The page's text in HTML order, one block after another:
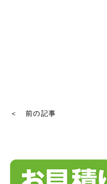
＜ 前の記事